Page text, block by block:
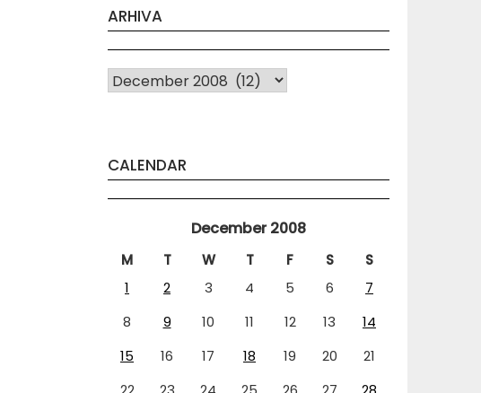
ARHIVA
Arhiva
CALENDAR
December 2008
M T W T F S
S
1
2 3 4 5 6
7
8
9 10 11 12 13
14
15
16 17 18 19 20
21